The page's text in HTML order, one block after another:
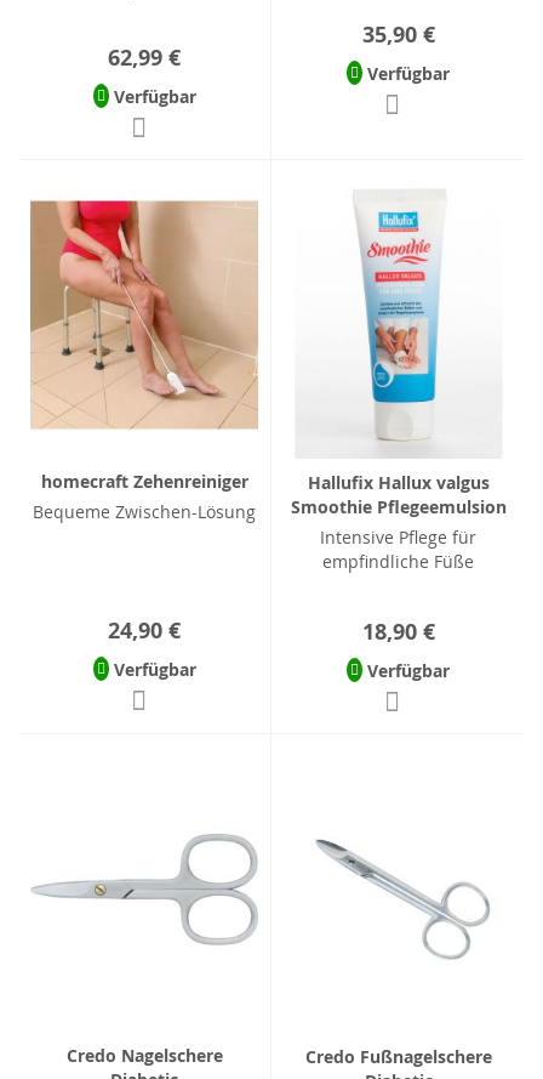
62,99 €
Verfügbar
35,90 €
Verfügbar
homecraft Zehenreiniger
Bequeme Zwischen-Lösung
24,90 €
Verfügbar
Hallufix Hallux valgus
Smoothie Pflegeemulsion
Intensive Pflege für
empfindliche Füße
18,90 €
Verfügbar
Credo Nagelschere
Credo Fußnagelschere